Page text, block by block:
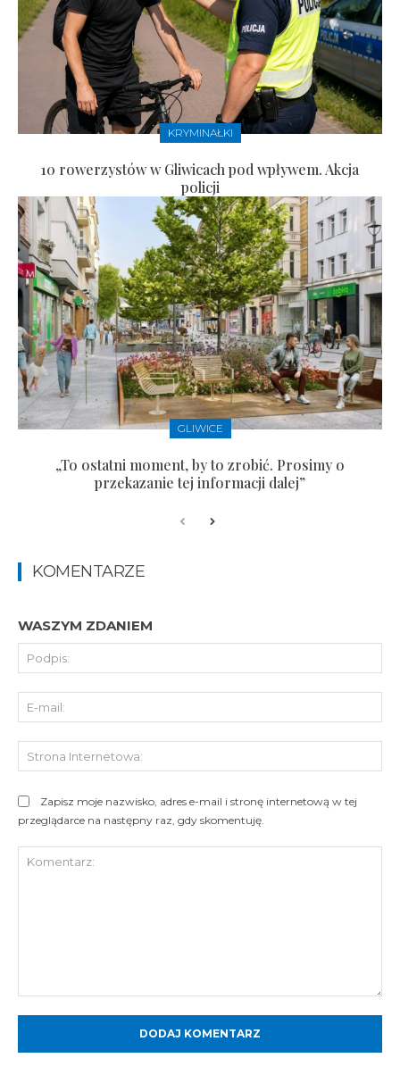
KRYMINAŁKI
10 rowerzystów w Gliwicach pod wpływem. Akcja
policji
GLIWICE
„To ostatni moment, by to zrobić. Prosimy o
przekazanie tej informacji dalej”
KOMENTARZE
WASZYM ZDANIEM
Zapisz moje nazwisko, adres e-mail i stronę internetową w tej
przeglądarce na następny raz, gdy skomentuję.